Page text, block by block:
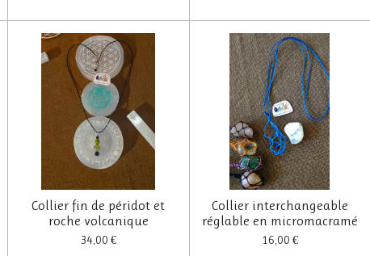
Collier fin de péridot et
roche volcanique
34,00 €
Collier interchangeable
réglable en micromacramé
16,00 €